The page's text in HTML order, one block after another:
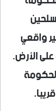
واقعي
الأرض.